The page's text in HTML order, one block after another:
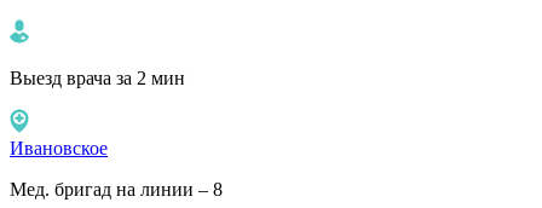
Выезд врача за 2 мин
Ивановское
Мед. бригад на линии – 8